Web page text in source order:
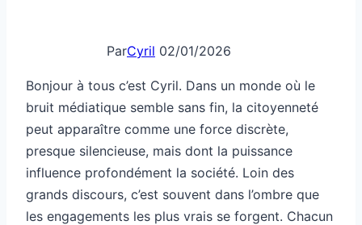
ParCyril 02/01/2026
Bonjour à tous c’est Cyril. Dans un monde où le
bruit médiatique semble sans fin, la citoyenneté
peut apparaître comme une force discrète,
presque silencieuse, mais dont la puissance
influence profondément la société. Loin des
grands discours, c’est souvent dans l’ombre que
les engagements les plus vrais se forgent. Chacun